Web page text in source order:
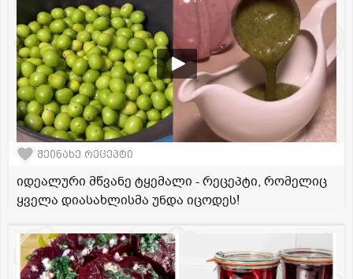
შეინახე რეცეპტი
იდეალური მწვანე ტყემალი - რეცეპტი, რომელიც
ყველა დიასახლისმა უნდა იცოდეს!